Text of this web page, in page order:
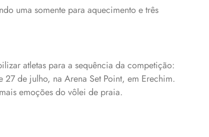
uma somente para aquecimento e três
atletas para a sequência da competição:
27 de julho, na Arena Set Point, em Erechim.
emoções do vôlei de praia.